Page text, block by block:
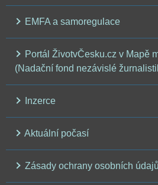
EMFA a samoregulace
Portál ŽivotvČesku.cz v Mapě
(Nadační fond nezávislé
Inzerce
Aktuální počasí
Zásady ochrany osobních údajů